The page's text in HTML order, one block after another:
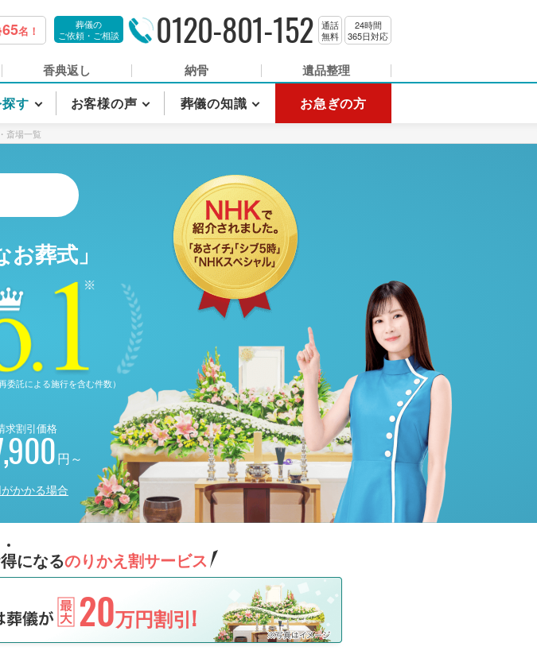
65名！
葬儀の
ご依頼・ご相談
0120-801-152
通話
無料
24時間
365日対応
香典返し 納骨 遺品整理
す お客様の声 葬儀の知識 お急ぎの方
斎場一覧
葬式」
託による施行を含む件数）
求割引価格
円～
かかる場合
得になるのりかえ割サービス
20万円割引!